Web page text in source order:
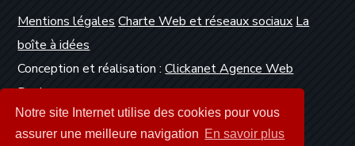
Notre site Internet utilise des cookies pour vous
assurer une meilleure navigation En savoir plus
Mentions légales Charte Web et réseaux sociaux La
boîte à idées
Conception et réalisation :Clickanet Agence Web
Dunkerque